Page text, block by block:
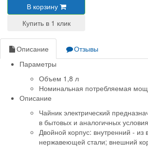
В корзину
Описание
Отзывы
Параметры
Объем 1,8 л
Номинальная потребляемая
Описание
Чайник электрический
в бытовых и аналогичных
Двойной корпус: внутренний - из
нержавеющей стали; внешний